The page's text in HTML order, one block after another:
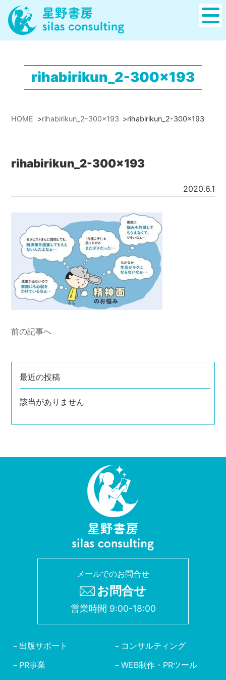
rihabirikun_2-300x193
HOME >rihabirikun_2-300x193 >rihabirikun_2-300x193
rihabirikun_2-300x193
2020.6.1
前の記事へ
最近の投稿
該当がありません
メールでのお問合せ
お問合せ
営業時間 9:00-18:00
出版サポート
コンサルティング
PR事業
WEB制作・PRツール